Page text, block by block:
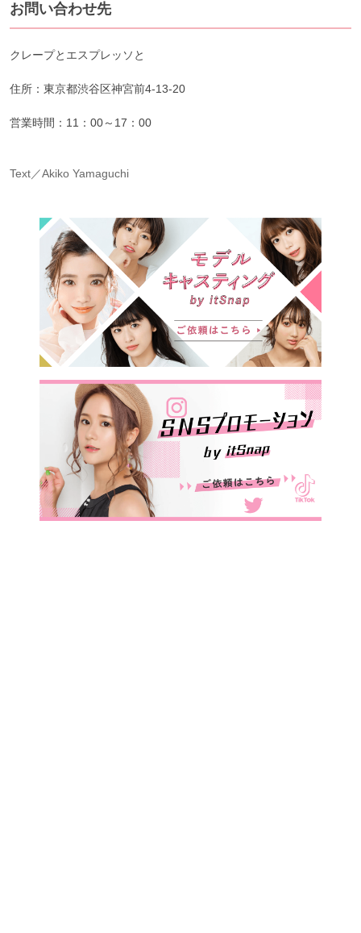
お問い合わせ先
クレープとエスプレッソと
住所：東京都渋谷区神宮前4-13-20
営業時間：11：00～17：00
Text／Akiko Yamaguchi